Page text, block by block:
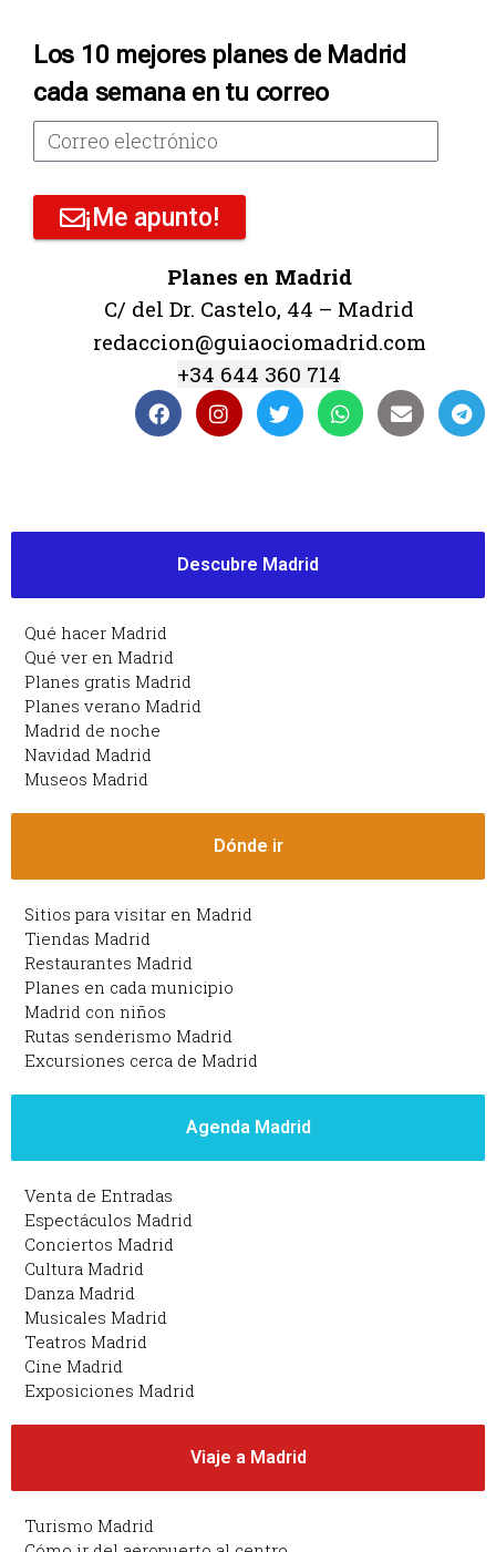
Los 10 mejores planes de Madrid
cada semana en tu correo
¡Me apunto!
Planes en Madrid
C/ del Dr. Castelo, 44 – Madrid
redaccion@guiaociomadrid.com
+34 644 360 714
Descubre Madrid
Qué hacer Madrid
Qué ver en Madrid
Planes gratis Madrid
Planes verano Madrid
Madrid de noche
Navidad Madrid
Museos Madrid
Dónde ir
Sitios para visitar en Madrid
Tiendas Madrid
Restaurantes Madrid
Planes en cada municipio
Madrid con niños
Rutas senderismo Madrid
Excursiones cerca de Madrid
Agenda Madrid
Venta de Entradas
Espectáculos Madrid
Conciertos Madrid
Cultura Madrid
Danza Madrid
Musicales Madrid
Teatros Madrid
Cine Madrid
Exposiciones Madrid
Viaje a Madrid
Turismo Madrid